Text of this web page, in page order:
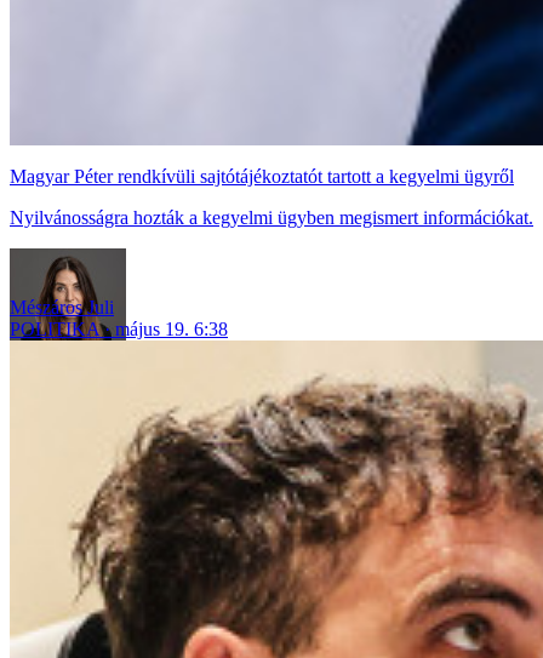
Magyar Péter rendkívüli sajtótájékoztatót tartott a kegyelmi ügyről
Nyilvánosságra hozták a kegyelmi ügyben megismert információkat.
Mészáros Juli
POLITIKA
május 19. 6:38